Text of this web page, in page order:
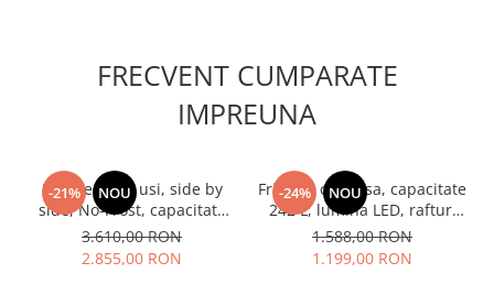
Suflante Frunze
Aparate de aer conditionat
Ventilatoare
Zootehnie
FRECVENT CUMPARATE
IMPREUNA
-21% NOU
Frigider cu 2 usi, side by
side, No-Frost, capacitate
439L, congelator, E++,
functie Smart, touch, negru,
HEINNER
3.610,00 RON
2.855,00 RON
-24% NOU
Frigider cu o usa, capacitate
242 L, lumina LED, rafturi
sticla, usa reversibila,
termostat reglabil, Alb,
HEINNER
1.588,00 RON
1.199,00 RON